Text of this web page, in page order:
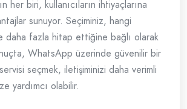
her biri, kullanıcıların ihtiyaçlarına
sunuyor. Seçiminiz, hangi
daha fazla hitap ettiğine bağlı olarak
WhatsApp üzerinde güvenilir bir
seçmek, iletişiminizi daha verimli
yardımcı olabilir.